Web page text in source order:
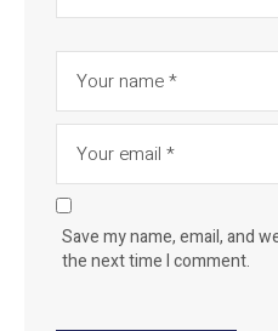
Save my name, email, and
the next time I comment.